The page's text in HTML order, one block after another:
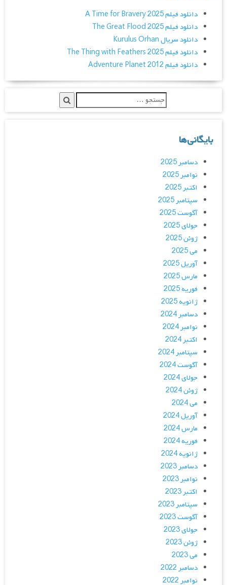
دانلود فیلم A Time for Bravery 2025
دانلود فیلم The Great Flood 2025
دانلود سریال Kurulus Orhan
دانلود فیلم The Thing with Feathers 2025
دانلود فیلم Adventure Planet 2012
بایگانی‌ها
دسامبر 2025
نوامبر 2025
اکتبر 2025
سپتامبر 2025
آگوست 2025
جولای 2025
ژوئن 2025
می 2025
آوریل 2025
مارس 2025
فوریه 2025
ژانویه 2025
دسامبر 2024
نوامبر 2024
اکتبر 2024
سپتامبر 2024
آگوست 2024
جولای 2024
ژوئن 2024
می 2024
آوریل 2024
مارس 2024
فوریه 2024
ژانویه 2024
دسامبر 2023
نوامبر 2023
اکتبر 2023
سپتامبر 2023
آگوست 2023
جولای 2023
ژوئن 2023
می 2023
دسامبر 2022
نوامبر 2022